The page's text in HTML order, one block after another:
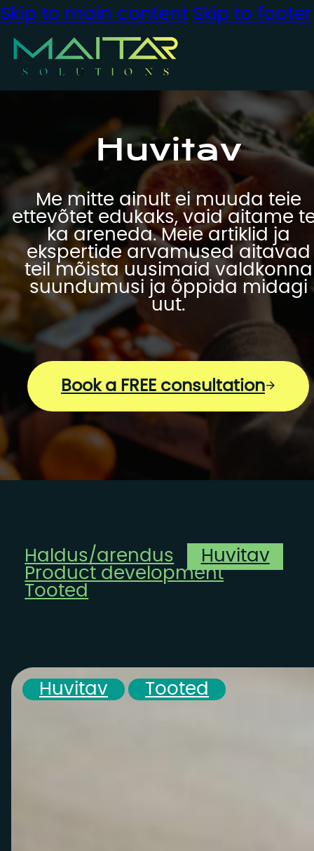
Skip to main content Skip to footer
Huvitav
Me mitte ainult ei muuda teie
ettevõtet edukaks, vaid aitame
ka areneda. Meie artiklid ja
ekspertide arvamused aitavad
teil mõista uusimaid valdkonna
suundumusi ja õppida midagi
uut.
Book a FREE consultation
Haldus/arendus
Huvitav
Product development
Tooted
Huvitav Tooted